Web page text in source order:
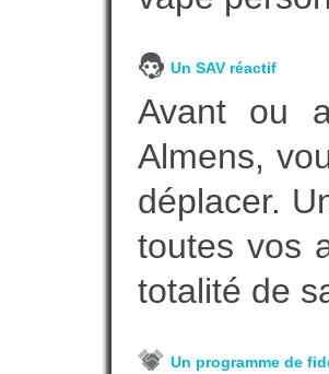
Un SAV réactif
Avant ou
Almens,
déplacer.
toutes vos
totalité de
Un programme de